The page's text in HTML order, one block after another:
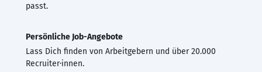
passt.
Persönliche Job-Angebote
Lass Dich finden von Arbeitgebern und über 20.000
Recruiter·innen.